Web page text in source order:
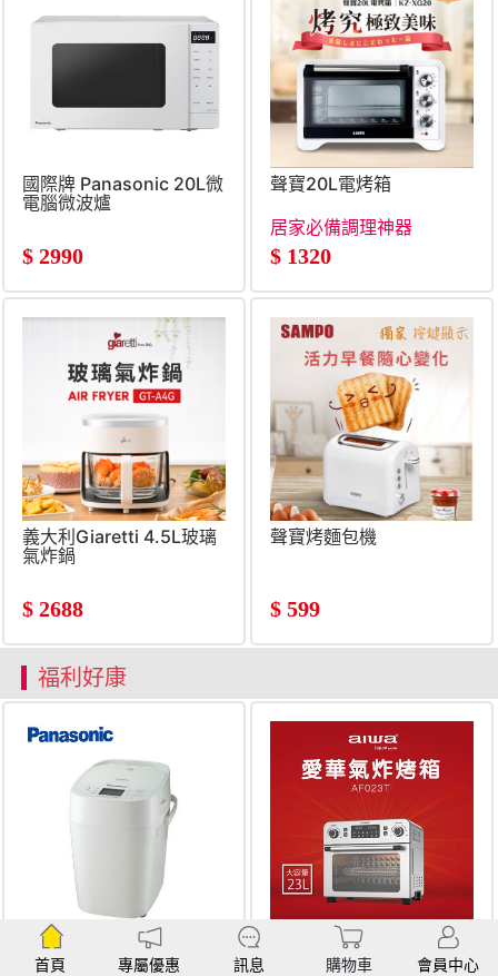
國際牌 Panasonic 20L微
電腦微波爐
$ 2990
聲寶20L電烤箱
居家必備調理神器
$ 1320
義大利Giaretti 4.5L玻璃
氣炸鍋
$ 2688
聲寶烤麵包機
$ 599
福利好康
(展示品)國際牌
Panasonic 1斤變頻製麵
&#091;福利品
&#093;aiwa 23L 氣炸烤
首頁 專屬優惠 訊息 購物車 會員中心